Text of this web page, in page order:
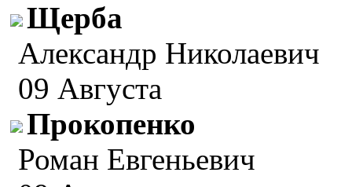
Щерба
Александр Николаевич
09 Августа
Прокопенко
Роман Евгеньевич